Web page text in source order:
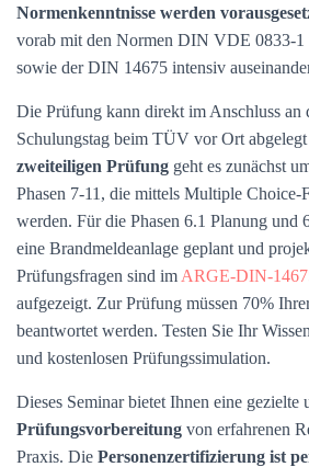
Normenkenntnisse werden
vorab mit den Normen DIN VDE 0833-
sowie der DIN 14675 intensiv
Die Prüfung kann direkt im Anschluss an
Schulungstag beim TÜV vor Ort
zweiteiligen Prüfung geht es zunächst
Phasen 7-11, die mittels Multiple Choice-
werden. Für die Phasen 6.1 Planung und
eine Brandmeldeanlage geplant und
Prüfungsfragen sind im ARGE-DIN-
aufgezeigt. Zur Prüfung müssen 70%
beantwortet werden. Testen Sie Ihr
und kostenlosen Prüfungssimulation.
Dieses Seminar bietet Ihnen eine gezielte
Prüfungsvorbereitung von erfahrenen
Praxis. Die Personenzertifizierung ist